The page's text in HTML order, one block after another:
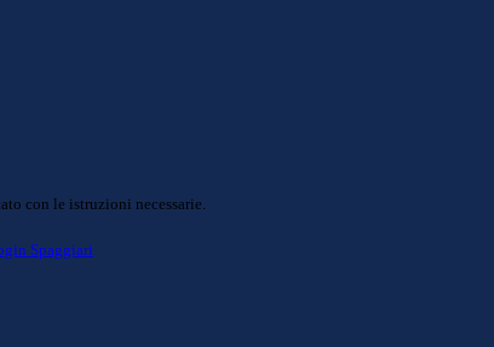
con le istruzioni necessarie.
Spaggiari